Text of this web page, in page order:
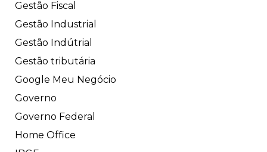
Gestão Fiscal
Gestão Industrial
Gestão Indútrial
Gestão tributária
Google Meu Negócio
Governo
Governo Federal
Home Office